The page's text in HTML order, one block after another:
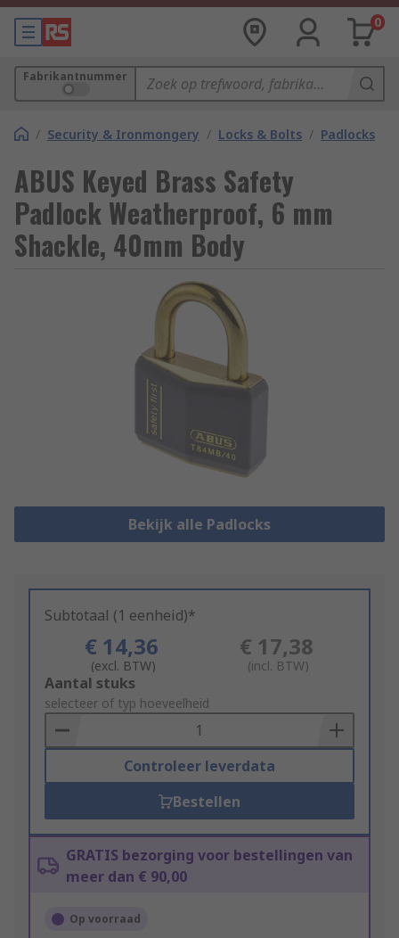
0
Fabrikantnummer
/ Security & Ironmongery / Locks & Bolts / Padlocks
ABUS Keyed Brass Safety
Padlock Weatherproof, 6 mm
Shackle, 40mm Body
Bekijk alle Padlocks
Subtotaal (1 eenheid)*
€ 14,36
(excl. BTW)
€ 17,38
(incl. BTW)
Add
to
Basket
Aantal stuks
selecteer of typ hoeveelheid
Controleer leverdata
Bestellen
GRATIS bezorging voor bestellingen van
meer dan € 90,00
Op voorraad